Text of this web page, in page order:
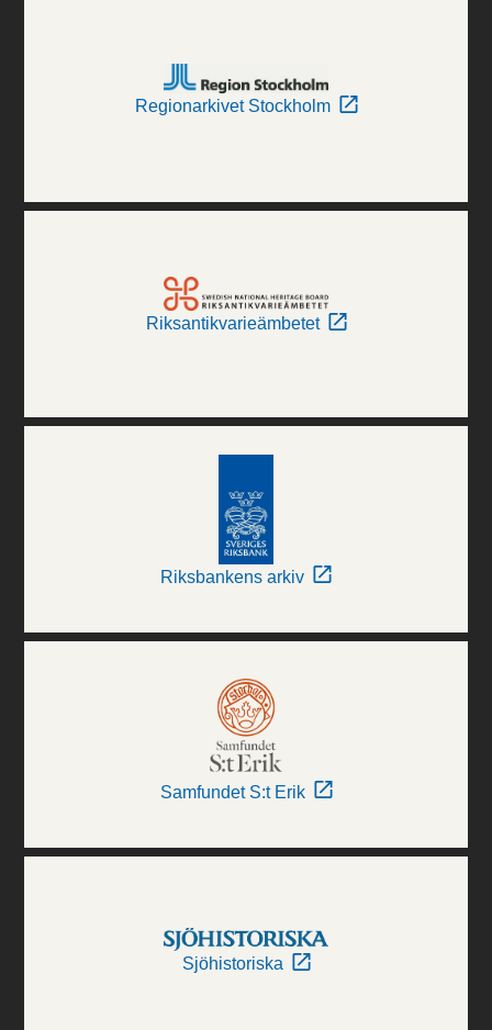
Regionarkivet Stockholm
Riksantikvarieämbetet
Riksbankens arkiv
Samfundet S:t Erik
Sjöhistoriska